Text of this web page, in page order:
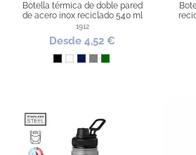
Botella térmica de doble pared
de acero inox reciclado 540 ml
1912
Desde 4,52 €
NegroBlanco
Marino
GrisVerde Oscuro